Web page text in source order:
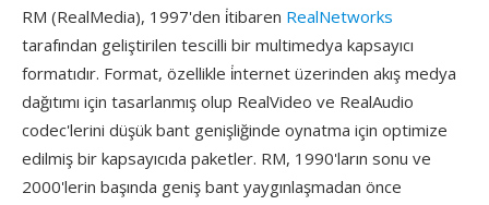
RM (RealMedia), 1997'den i̇tibaren RealNetworks
tarafından geliştirilen tescilli bir multimedya kapsayıcı
formatıdır. Format, özellikle i̇nternet üzerinden akış medya
dağıtımı için tasarlanmış olup RealVideo ve RealAudio
codec'lerini düşük bant genişliğinde oynatma için optimize
edilmiş bir kapsayıcıda paketler. RM, 1990'ların sonu ve
2000'lerin başında geniş bant yaygınlaşmadan önce